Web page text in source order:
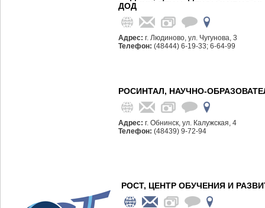
ДОД
Адрес: г. Людиново, ул. Чугунова, 3
Телефон: (48444) 6-19-33; 6-64-99
РОСИНТАЛ, НАУЧНО-
Адрес: г. Обнинск, ул. Калужская, 4
Телефон: (48439) 9-72-94
РОСТ, ЦЕНТР ОБУЧЕНИЯ И